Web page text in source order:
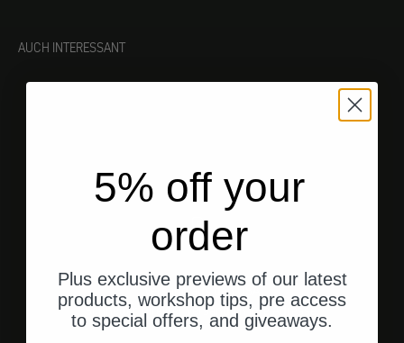
AUCH INTERESSANT
Versand aus den USA
Schneller, direkter Versand an Ihre Adresse.
5% off your
order
Plus exclusive previews of our latest
products, workshop tips, pre access
to special offers, and giveaways.